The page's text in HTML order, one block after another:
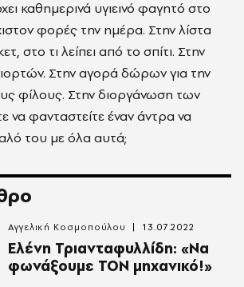
καθημερινά υγιεινό φαγητό στο
φορές την ημέρα. Στην λίστα
στο τι λείπει από το σπίτι. Στην
Στην αγορά δώρων για την
φίλους. Στην διοργάνωση των
να φανταστείτε έναν άντρα να
του με όλα αυτά;
Ελένη Τριανταφυλλίδη: «Να
φωνάξουμε ΤΟΝ μηχανικό!»
Αγγελική Κοσμοπούλου 13.07.2022